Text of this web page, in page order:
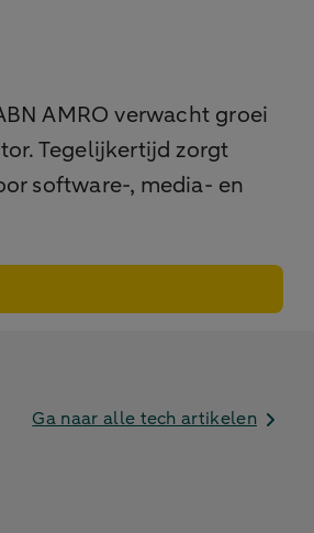
AMRO verwacht groei
Tegelijkertijd zorgt
software-, media- en
Ga naar alle tech artikelen